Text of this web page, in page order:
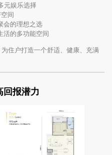
娱乐选择
间
的理想之选
的多功能空间
为住户打造一个舒适、健康、充满
回报潜力